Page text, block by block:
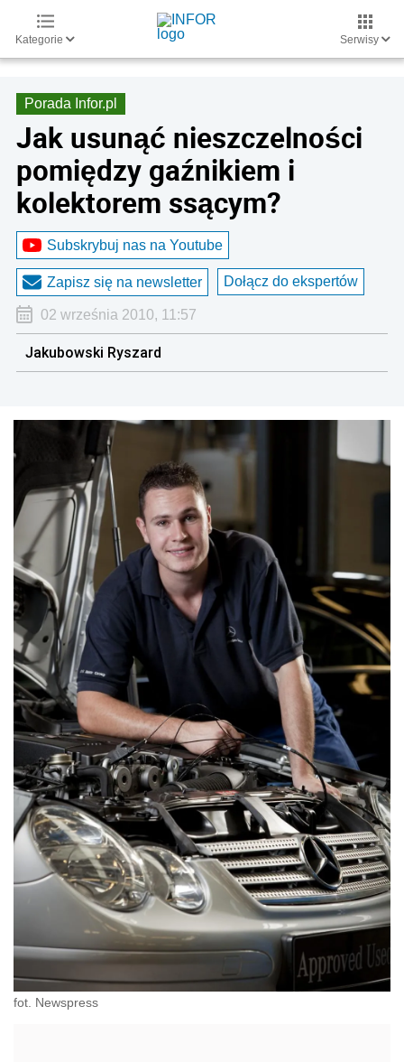
Kategorie Serwisy
Porada Infor.pl
Jak usunąć nieszczelności
pomiędzy gaźnikiem i
kolektorem ssącym?
Subskrybuj nas na Youtube
Zapisz się na newsletter Dołącz do ekspertów
02 września 2010, 11:57
Jakubowski Ryszard
fot. Newspress